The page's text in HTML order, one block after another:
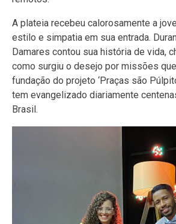
A plateia recebeu calorosamente a
estilo e simpatia em sua entrada.
Damares contou sua história de vida,
como surgiu o desejo por missões
fundação do projeto ‘Praças são
tem evangelizado diariamente
Brasil.